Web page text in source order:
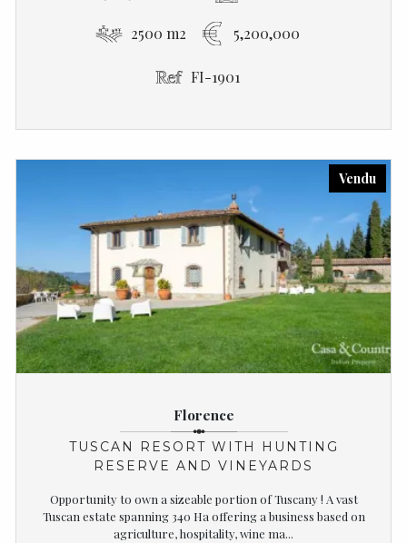
2500 m2 5,200,000
FI-1901
Vendu
Florence
TUSCAN RESORT WITH HUNTING
RESERVE AND VINEYARDS
Opportunity to own a sizeable portion of Tuscany ! A vast
Tuscan estate spanning 340 Ha offering a business based on
agriculture, hospitality, wine ma...